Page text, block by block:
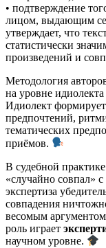
• подтверждение
лицом, выдающим
утверждает, что
статистически
произведений и
Методология
на уровне
Идиолект
предпочтений,
тематических
приёмов.
В судебной
«случайно совпал»
экспертиза
совпадения
весомым
роль играет
научном уровне.